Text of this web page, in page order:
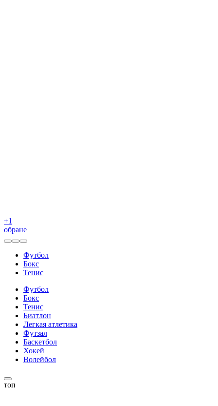
+1
обране
Футбол
Бокс
Тенис
Футбол
Бокс
Тенис
Биатлон
Легкая атлетика
Футзал
Баскетбол
Хокей
Волейбол
топ